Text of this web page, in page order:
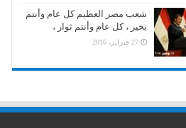
شعب مصر العظيم كل عام وأنتم
بخير ، كل عام وأنتم ثوار ،
27 فبراير، 2016